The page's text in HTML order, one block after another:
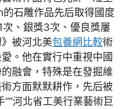
石雕作品先后取得國度
次、銀獎3次、優良獎屢
被河北美包養網比較術
。他在實行中重視中國
融會，特殊是在發掘維
方面默默耕作，先后被
河北省工美行業藝術巨